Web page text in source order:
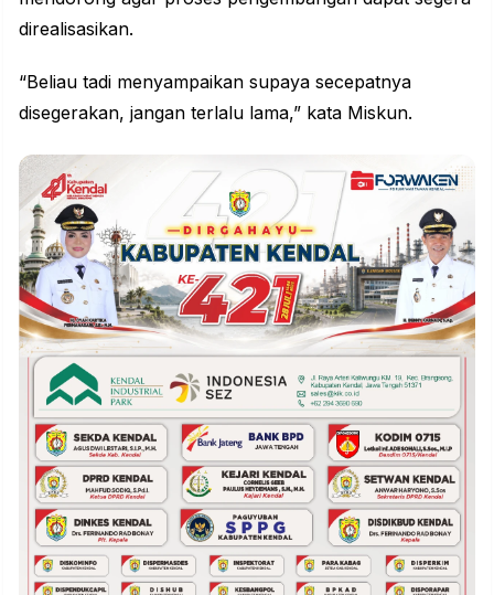
direalisasikan.
“Beliau tadi menyampaikan supaya secepatnya
disegerakan, jangan terlalu lama,” kata Miskun.